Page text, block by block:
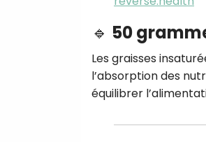
🔹 50
Les graisses
l’absorption des
équilibrer